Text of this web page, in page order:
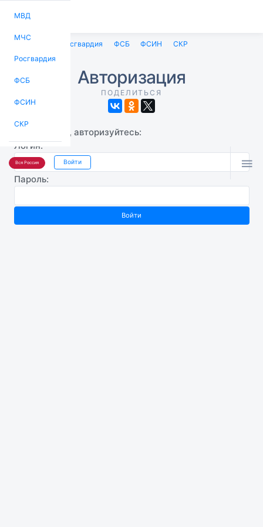
МВД
МЧС
Росгвардия
ФСБ
ФСИН
СКР
Вся Россия Войти 
Росгвардия ФСБ ФСИН СКР
Авторизация
ПОДЕЛИТЬСЯ
Пожалуйста, авторизуйтесь:
Логин:
Пароль: